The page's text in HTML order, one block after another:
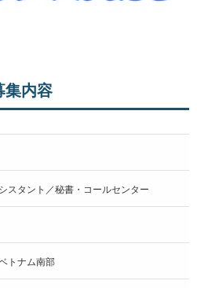
集内容
スタント／秘書・コールセンター
トナム南部